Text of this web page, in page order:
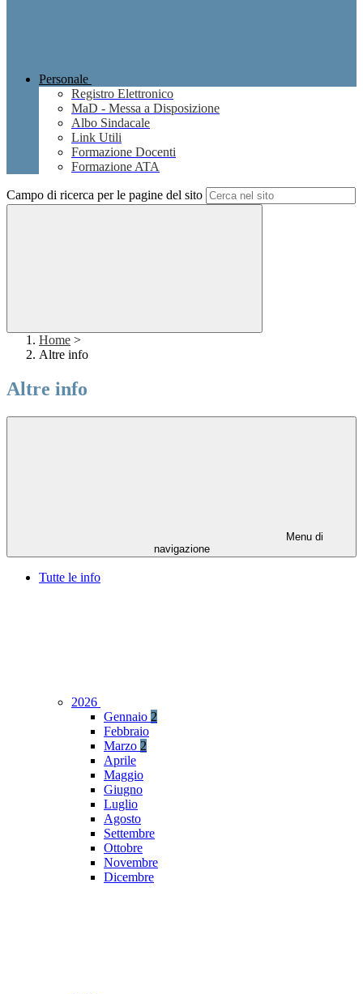
Personale
Registro Elettronico
MaD - Messa a Disposizione
Albo Sindacale
Link Utili
Formazione Docenti
Formazione ATA
Campo di ricerca per le pagine del sito
Home >
Altre info
Altre info
Menu di
navigazione
Tutte le info
2026
Gennaio 2
Febbraio
Marzo 2
Aprile
Maggio
Giugno
Luglio
Agosto
Settembre
Ottobre
Novembre
Dicembre